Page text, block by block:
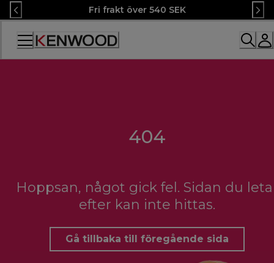
Skip
to
Content
Fri frakt över 540 SEK
Accessibility
Statement
404
Hoppsan, något gick fel. Sidan du
efter kan inte hittas.
Gå tillbaka till föregående sida